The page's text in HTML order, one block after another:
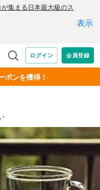
ポンを獲得！